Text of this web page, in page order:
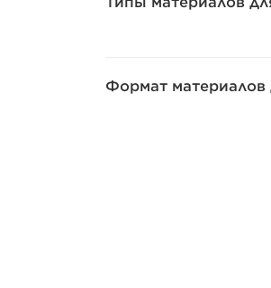
Формат материалов